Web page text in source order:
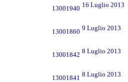
13001940 16 Luglio 2013
13001860 9 Luglio 2013
13001842 8 Luglio 2013
13001841 8 Luglio 2013